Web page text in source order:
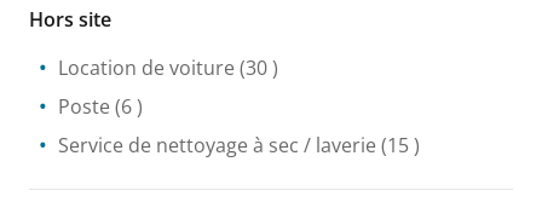
Hors site
Location de voiture (30 )
Poste (6 )
Service de nettoyage à sec / laverie (15 )